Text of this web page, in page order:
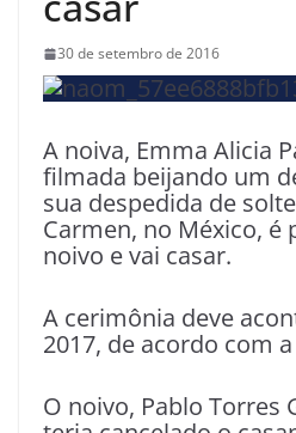
30 de setembro de 2016
A noiva, Emma Alicia
filmada beijando um
sua despedida de
Carmen, no México, é
noivo e vai casar.
A cerimônia deve
2017, de acordo com
O noivo, Pablo Torres